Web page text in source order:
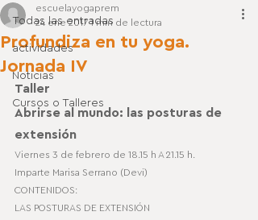
Todas las entradas
actividades
Noticias
Cursos o Talleres
Profundiza en tu yoga.
Jornada IV
escuelayogaprem
24 ene 2017 1 min de lectura
Taller
Abrirse al mundo: las posturas de
extensión
Viernes 3 de febrero de 18.15 h A 21.15 h.
Imparte Marisa Serrano (Devi)
CONTENIDOS:
LAS POSTURAS DE EXTENSIÓN